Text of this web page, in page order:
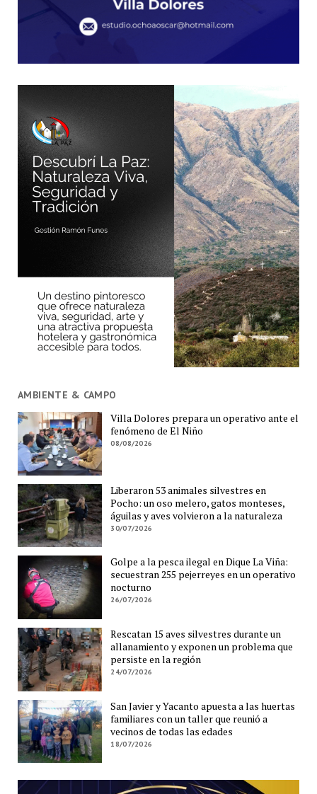
AMBIENTE & CAMPO
Villa Dolores prepara un operativo ante el
fenómeno de El Niño
08/08/2026
Liberaron 53 animales silvestres en
Pocho: un oso melero, gatos monteses,
águilas y aves volvieron a la naturaleza
30/07/2026
Golpe a la pesca ilegal en Dique La Viña:
secuestran 255 pejerreyes en un operativo
nocturno
26/07/2026
Rescatan 15 aves silvestres durante un
allanamiento y exponen un problema que
persiste en la región
24/07/2026
San Javier y Yacanto apuesta a las huertas
familiares con un taller que reunió a
vecinos de todas las edades
18/07/2026